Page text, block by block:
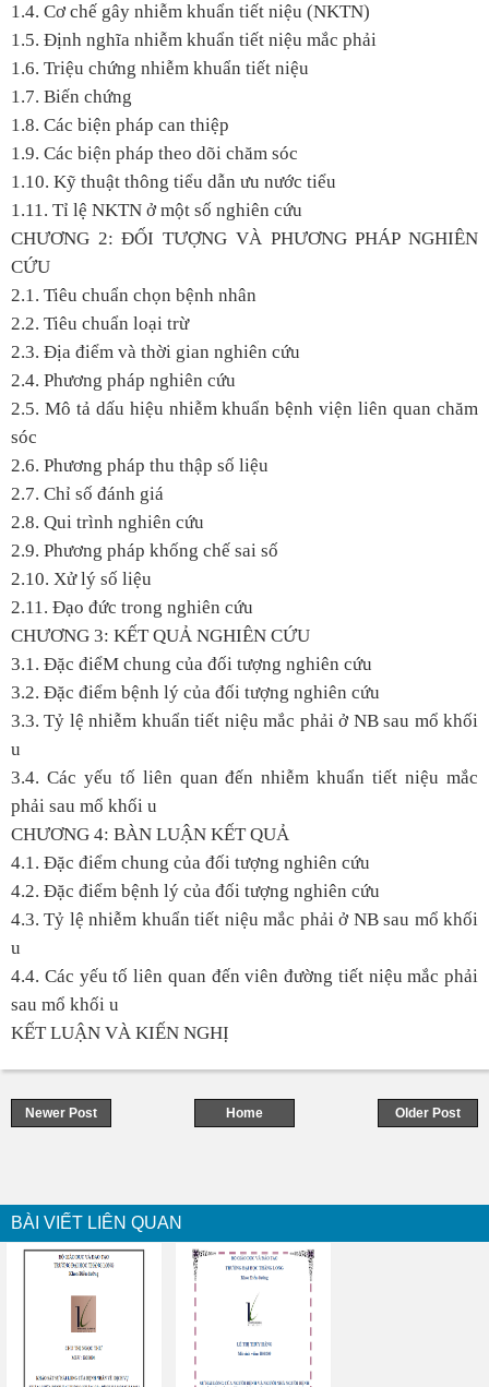
1.4. Cơ chế gây nhiễm khuẩn tiết niệu (NKTN)
1.5. Định nghĩa nhiễm khuẩn tiết niệu mắc phải
1.6. Triệu chứng nhiễm khuẩn tiết niệu
1.7. Biến chứng
1.8. Các biện pháp can thiệp
1.9. Các biện pháp theo dõi chăm sóc
1.10. Kỹ thuật thông tiểu dẫn ưu nước tiểu
1.11. Tỉ lệ NKTN ở một số nghiên cứu
CHƯƠNG 2: ĐỐI TƯỢNG VÀ PHƯƠNG PHÁP NGHIÊN
CỨU
2.1. Tiêu chuẩn chọn bệnh nhân
2.2. Tiêu chuẩn loại trừ
2.3. Địa điểm và thời gian nghiên cứu
2.4. Phương pháp nghiên cứu
2.5. Mô tả dấu hiệu nhiễm khuẩn bệnh viện liên quan chăm
sóc
2.6. Phương pháp thu thập số liệu
2.7. Chỉ số đánh giá
2.8. Qui trình nghiên cứu
2.9. Phương pháp khống chế sai số
2.10. Xử lý số liệu
2.11. Đạo đức trong nghiên cứu
CHƯƠNG 3: KẾT QUẢ NGHIÊN CỨU
3.1. Đặc điểM chung của đối tượng nghiên cứu
3.2. Đặc điểm bệnh lý của đối tượng nghiên cứu
3.3. Tỷ lệ nhiễm khuẩn tiết niệu mắc phải ở NB sau mổ khối
u
3.4. Các yếu tố liên quan đến nhiễm khuẩn tiết niệu mắc
phải sau mổ khối u
CHƯƠNG 4: BÀN LUẬN KẾT QUẢ
4.1. Đặc điểm chung của đối tượng nghiên cứu
4.2. Đặc điểm bệnh lý của đối tượng nghiên cứu
4.3. Tỷ lệ nhiễm khuẩn tiết niệu mắc phải ở NB sau mổ khối
u
4.4. Các yếu tố liên quan đến viên đường tiết niệu mắc phải
sau mổ khối u
KẾT LUẬN VÀ KIẾN NGHỊ
Newer Post Older Post
Home
BÀI VIẾT LIÊN QUAN